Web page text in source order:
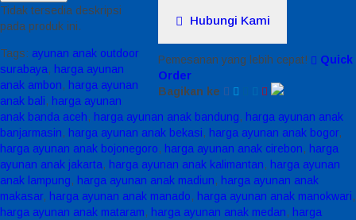
Hubungi Kami
Pemesanan yang lebih cepat!
Quick
Order
Bagikan ke
Tidak tersedia deskripsi
pada produk ini.
Tags: ayunan anak outdoor
surabaya, harga ayunan
anak ambon, harga ayunan
anak bali, harga ayunan
anak banda aceh, harga ayunan anak bandung, harga ayunan anak
banjarmasin, harga ayunan anak bekasi, harga ayunan anak bogor,
harga ayunan anak bojonegoro, harga ayunan anak cirebon, harga
ayunan anak jakarta, harga ayunan anak kalimantan, harga ayunan
anak lampung, harga ayunan anak madiun, harga ayunan anak
makasar, harga ayunan anak manado, harga ayunan anak manokwari,
harga ayunan anak mataram, harga ayunan anak medan, harga